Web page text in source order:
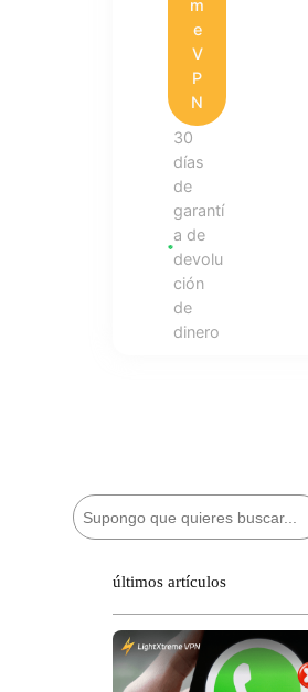
m
e
V
P
N
30
días
de
garantí
a de
devolu
ción
de
dinero
B
u
últimos artículos